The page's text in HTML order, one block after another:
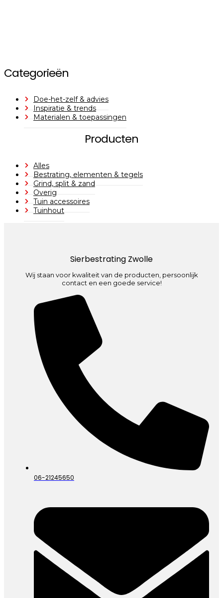
Categorieën
Doe-het-zelf & advies
Inspiratie & trends
Materialen & toepassingen
Producten
Alles
Bestrating, elementen & tegels
Grind, split & zand
Overig
Tuin accessoires
Tuinhout
Sierbestrating Zwolle
Wij staan voor kwaliteit van de producten, persoonlijk
contact en een goede service!
06-21245650